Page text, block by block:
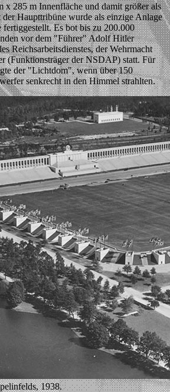
x 285 m Innenfläche und damit größer als
Haupttribüne wurde als einzige Anlage
Es bot bis zu 200.000
vor dem "Führer" Adolf Hitler
Reichsarbeitsdienstes, der Wehrmacht
(Funktionsträger der NSDAP) statt. Für
der "Lichtdom", wenn über 150
senkrecht in den Himmel strahlten.
1938.